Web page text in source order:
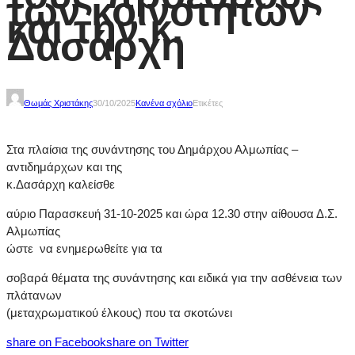
των κοινοτήτων
και την κ.
Δασάρχη
Θωμάς Χριστάκης30/10/2025Κανένα σχόλιοΕτικέτες
Στα πλαίσια της συνάντησης του Δημάρχου Αλμωπίας –
αντιδημάρχων και της
κ.Δασάρχη καλείσθε
αύριο Παρασκευή 31-10-2025 και ώρα 12.30 στην αίθουσα Δ.Σ.
Αλμωπίας
ώστε να ενημερωθείτε για τα
σοβαρά θέματα της συνάντησης και ειδικά για την ασθένεια των
πλάτανων
(μεταχρωματικού έλκους) που τα σκοτώνει
share on Facebookshare on Twitter